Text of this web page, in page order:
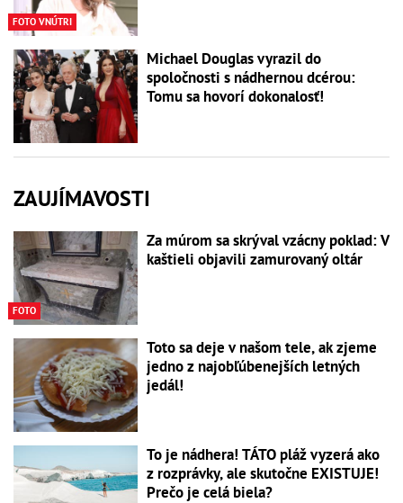
FOTO VNÚTRI
Michael Douglas vyrazil do
spoločnosti s nádhernou dcérou:
Tomu sa hovorí dokonalosť!
ZAUJÍMAVOSTI
FOTO
Za múrom sa skrýval vzácny poklad: V
kaštieli objavili zamurovaný oltár
Toto sa deje v našom tele, ak zjeme
jedno z najobľúbenejších letných
jedál!
To je nádhera! TÁTO pláž vyzerá ako
z rozprávky, ale skutočne EXISTUJE!
Prečo je celá biela?